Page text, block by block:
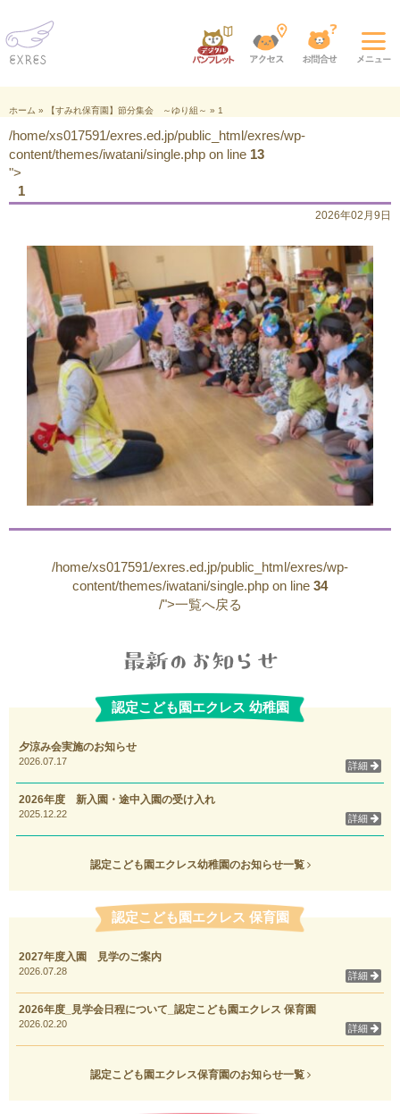
ホーム » 【すみれ保育園】節分集会 ～ゆり組～ » 1
/home/xs017591/exres.ed.jp/public_html/exres/wp-
content/themes/iwatani/single.php on line 13
">
1
2026年02月9日
/home/xs017591/exres.ed.jp/public_html/exres/wp-
content/themes/iwatani/single.php on line 34
/">一覧へ戻る
認定こども園エクレス 幼稚園
夕涼み会実施のお知らせ
2026.07.17 詳細
2026年度 新入園・途中入園の受け入れ
2025.12.22 詳細
認定こども園エクレス幼稚園のお知らせ一覧
認定こども園エクレス 保育園
2027年度入園 見学のご案内
2026.07.28 詳細
2026年度_見学会日程について_認定こども園エクレス 保育園
2026.02.20 詳細
認定こども園エクレス保育園のお知らせ一覧